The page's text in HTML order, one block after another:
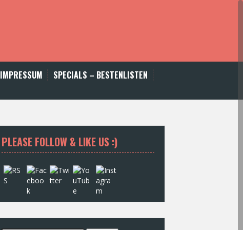
IMPRESSUM
SPECIALS – BESTENLISTEN
PLEASE FOLLOW & LIKE US :)